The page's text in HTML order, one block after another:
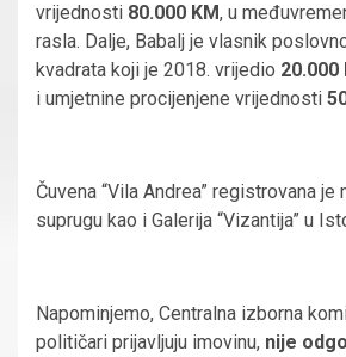
vrijednosti 80.000 KM, u
rasla. Dalje, Babalj je vlasnik
kvadrata koji je 2018. vrijedio 20.000
i umjetnine procijenjene vrijednosti
Čuvena “Vila Andrea” registrovana je
suprugu kao i Galerija “Vizantija” u
Napominjemo, Centralna izborna
političari prijavljuju imovinu, nije